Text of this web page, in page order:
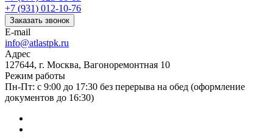
+7 (931) 012-10-76
Заказать звонок
E-mail
info@atlastpk.ru
Адрес
127644, г. Москва, Вагоноремонтная 10
Режим работы
Пн-Пт: с 9:00 до 17:30 без перерыва на обед (оформление
документов до 16:30)